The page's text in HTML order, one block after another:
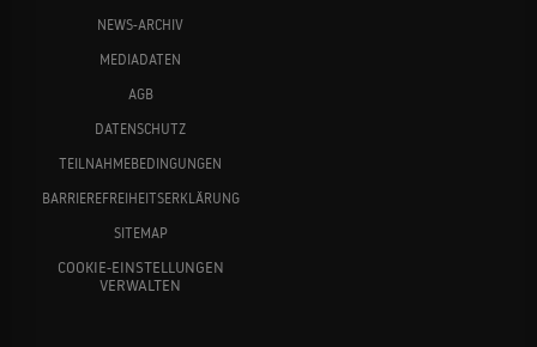
NEWS-ARCHIV
MEDIADATEN
AGB
DATENSCHUTZ
TEILNAHMEBEDINGUNGEN
BARRIEREFREIHEITSERKLÄRUNG
SITEMAP
COOKIE-EINSTELLUNGEN
VERWALTEN